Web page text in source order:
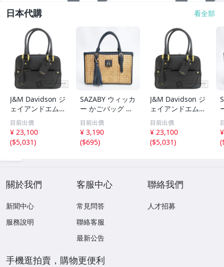
日本代購 看全部
J&M Davidson ジ
ェイアンドエムデ
ヴィッドソン ロ
ゴ トートバッグ
レザー レディー
ス 中古
目前出價
¥ 23,100
($5,031)
SAZABY ウィッカ
ー かごバッグ ベ
ージュ コン サザ
ビー 6-0723M 29
2368
目前出價
¥ 3,190
($695)
J&M Davidson ジ
ェイアンドエムデ
ヴィッドソン ロ
ゴ トートバッグ
レザー レディー
ス 中古
目前出價
¥ 23,100
($5,031)
(
關於我們
新聞中心
服務說明
客服中心
常見問答
聯絡客服
最新公告
聯絡我們
人才招募
手機逛拍賣，購物更便利